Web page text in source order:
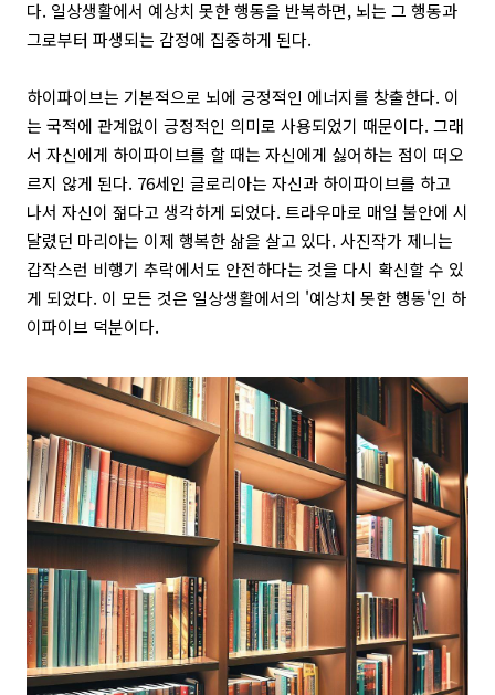
다. 일상생활에서 예상치 못한 행동을 반복하면, 뇌는 그 행동과
그로부터 파생되는 감정에 집중하게 된다.
하이파이브는 기본적으로 뇌에 긍정적인 에너지를 창출한다. 이
는 국적에 관계없이 긍정적인 의미로 사용되었기 때문이다. 그래
서 자신에게 하이파이브를 할 때는 자신에게 싫어하는 점이 떠오
르지 않게 된다. 76세인 글로리아는 자신과 하이파이브를 하고
나서 자신이 젊다고 생각하게 되었다. 트라우마로 매일 불안에 시
달렸던 마리아는 이제 행복한 삶을 살고 있다. 사진작가 제니는
갑작스런 비행기 추락에서도 안전하다는 것을 다시 확신할 수 있
게 되었다. 이 모든 것은 일상생활에서의 '예상치 못한 행동'인 하
이파이브 덕분이다.